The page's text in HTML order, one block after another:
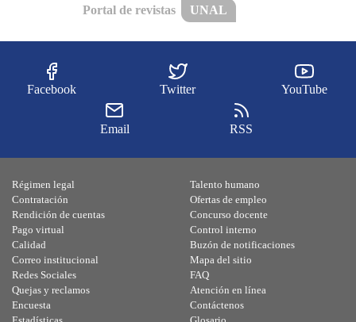
Portal de revistas UNAL
Facebook Twitter YouTube
Email RSS
Régimen legal
Contratación
Rendición de cuentas
Pago virtual
Calidad
Talento humano
Ofertas de empleo
Concurso docente
Control interno
Buzón de notificaciones
Correo institucional
Redes Sociales
Quejas y reclamos
Encuesta
Mapa del sitio
FAQ
Atención en línea
Contáctenos